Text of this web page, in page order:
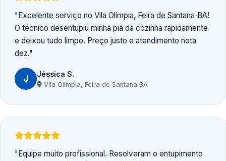
Excelente serviço no Vila Olímpia, Feira de Santana‑BA!
O técnico desentupiu minha pia da cozinha rapidamente
e deixou tudo limpo. Preço justo e atendimento nota
dez.
J Jéssica S.
Vila Olímpia, Feira de Santana‑BA
Equipe muito profissional. Resolveram o entupimento